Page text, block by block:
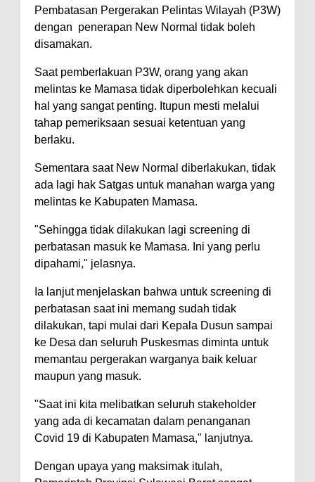
Pembatasan Pergerakan Pelintas Wilayah (P3W)
dengan penerapan New Normal tidak boleh
disamakan.
Saat pemberlakuan P3W, orang yang akan
melintas ke Mamasa tidak diperbolehkan kecuali
hal yang sangat penting. Itupun mesti melalui
tahap pemeriksaan sesuai ketentuan yang
berlaku.
Sementara saat New Normal diberlakukan, tidak
ada lagi hak Satgas untuk manahan warga yang
melintas ke Kabupaten Mamasa.
"Sehingga tidak dilakukan lagi screening di
perbatasan masuk ke Mamasa. Ini yang perlu
dipahami," jelasnya.
Ia lanjut menjelaskan bahwa untuk screening di
perbatasan saat ini memang sudah tidak
dilakukan, tapi mulai dari Kepala Dusun sampai
ke Desa dan seluruh Puskesmas diminta untuk
memantau pergerakan warganya baik keluar
maupun yang masuk.
"Saat ini kita melibatkan seluruh stakeholder
yang ada di kecamatan dalam penanganan
Covid 19 di Kabupaten Mamasa," lanjutnya.
Dengan upaya yang maksimak itulah,